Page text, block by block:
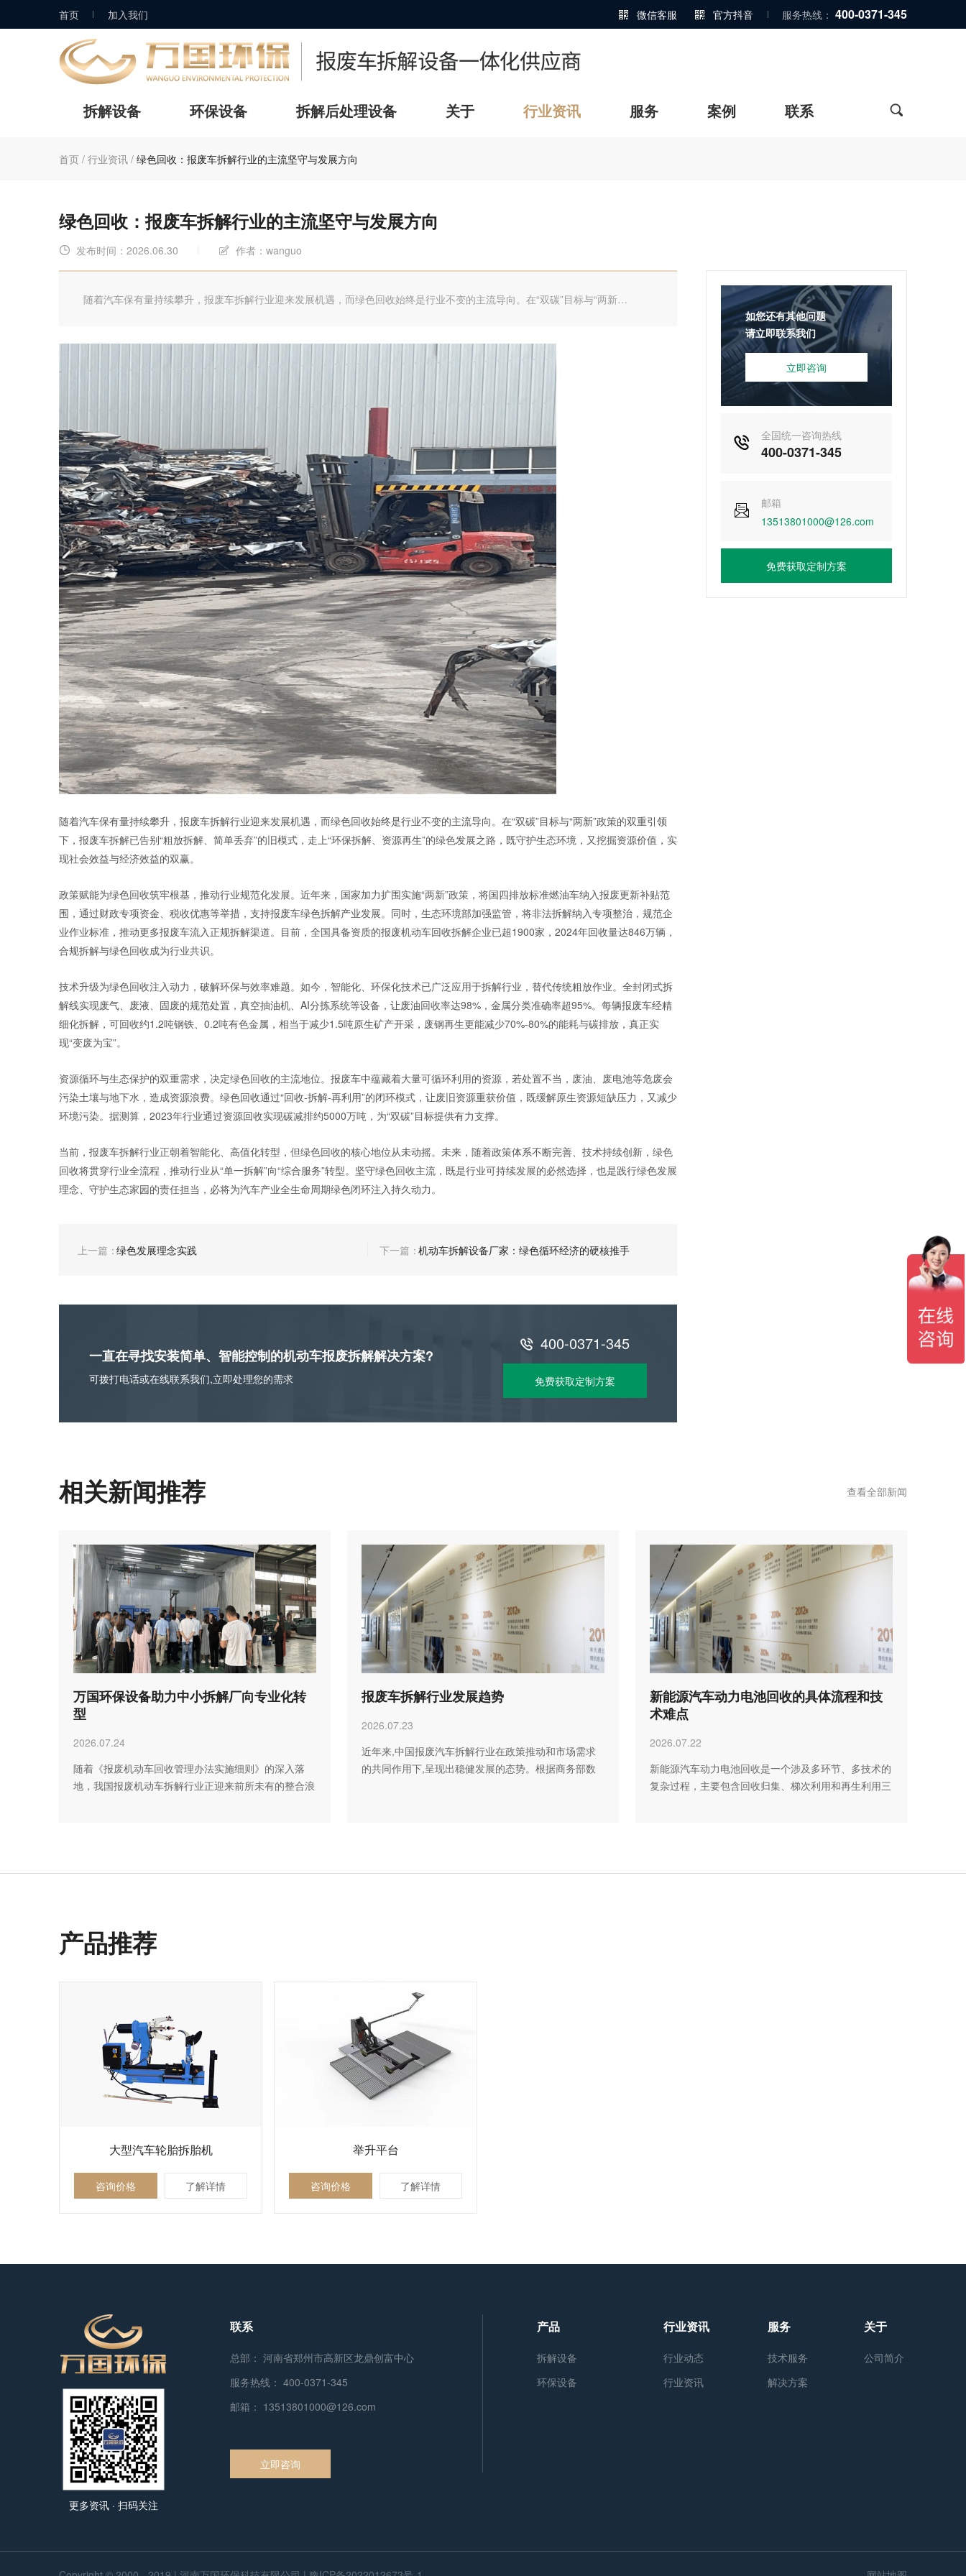
首页 加入我们  微信客服  官方抖音 服务热线： 400-0371-345
拆解设备 环保设备 拆解后处理设备 关于 行业资讯 服务 案例 联系 
首页 / 行业资讯 / 绿色回收：报废车拆解行业的主流坚守与发展方向
绿色回收：报废车拆解行业的主流坚守与发展方向
 发布时间：2026.06.30  作者：wanguo
随着汽车保有量持续攀升，报废车拆解行业迎来发展机遇，而绿色回收始终是行业不变的主流导向。在“双碳”目标与“两新…
随着汽车保有量持续攀升，报废车拆解行业迎来发展机遇，而绿色回收始终是行业不变的主流导向。在“双碳”目标与“两新”政策的双重引领
下，报废车拆解已告别“粗放拆解、简单丢弃”的旧模式，走上“环保拆解、资源再生”的绿色发展之路，既守护生态环境，又挖掘资源价值，实
现社会效益与经济效益的双赢。
政策赋能为绿色回收筑牢根基，推动行业规范化发展。近年来，国家加力扩围实施“两新”政策，将国四排放标准燃油车纳入报废更新补贴范
围，通过财政专项资金、税收优惠等举措，支持报废车绿色拆解产业发展。同时，生态环境部加强监管，将非法拆解纳入专项整治，规范企
业作业标准，推动更多报废车流入正规拆解渠道。目前，全国具备资质的报废机动车回收拆解企业已超1900家，2024年回收量达846万辆，
合规拆解与绿色回收成为行业共识。
技术升级为绿色回收注入动力，破解环保与效率难题。如今，智能化、环保化技术已广泛应用于拆解行业，替代传统粗放作业。全封闭式拆
解线实现废气、废液、固废的规范处置，真空抽油机、AI分拣系统等设备，让废油回收率达98%，金属分类准确率超95%。每辆报废车经精
细化拆解，可回收约1.2吨钢铁、0.2吨有色金属，相当于减少1.5吨原生矿产开采，废钢再生更能减少70%-80%的能耗与碳排放，真正实
现“变废为宝”。
资源循环与生态保护的双重需求，决定绿色回收的主流地位。报废车中蕴藏着大量可循环利用的资源，若处置不当，废油、废电池等危废会
污染土壤与地下水，造成资源浪费。绿色回收通过“回收-拆解-再利用”的闭环模式，让废旧资源重获价值，既缓解原生资源短缺压力，又减少
环境污染。据测算，2023年行业通过资源回收实现碳减排约5000万吨，为“双碳”目标提供有力支撑。
当前，报废车拆解行业正朝着智能化、高值化转型，但绿色回收的核心地位从未动摇。未来，随着政策体系不断完善、技术持续创新，绿色
回收将贯穿行业全流程，推动行业从“单一拆解”向“综合服务”转型。坚守绿色回收主流，既是行业可持续发展的必然选择，也是践行绿色发展
理念、守护生态家园的责任担当，必将为汽车产业全生命周期绿色闭环注入持久动力。
绿色发展理念实践 机动车拆解设备厂家：绿色循环经济的硬核推手
一直在寻找安装简单、智能控制的机动车报废拆解解决方案?
可拨打电话或在线联系我们,立即处理您的需求
 400-0371-345
免费获取定制方案
如您还有其他问题
请立即联系我们
立即咨询
 全国统一咨询热线
400-0371-345

邮箱
13513801000@126.com
免费获取定制方案
相关新闻推荐 查看全部新闻
万国环保设备助力中小拆解厂向专业化转
型
2026.07.24
随着《报废机动车回收管理办法实施细则》的深入落
地，我国报废机动车拆解行业正迎来前所未有的整合浪
报废车拆解行业发展趋势
2026.07.23
近年来,中国报废汽车拆解行业在政策推动和市场需求
的共同作用下,呈现出稳健发展的态势。根据商务部数
新能源汽车动力电池回收的具体流程和技
术难点
2026.07.22
新能源汽车动力电池回收是一个涉及多环节、多技术的
复杂过程，主要包含回收归集、梯次利用和再生利用三
产品推荐
大型汽车轮胎拆胎机
咨询价格 了解详情
举升平台
咨询价格 了解详情
更多资讯 · 扫码关注
联系
总部： 河南省郑州市高新区龙鼎创富中心
服务热线： 400-0371-345
邮箱： 13513801000@126.com
立即咨询
产品
拆解设备
环保设备
行业资讯
行业动态
行业资讯
服务
技术服务
解决方案
关于
公司简介